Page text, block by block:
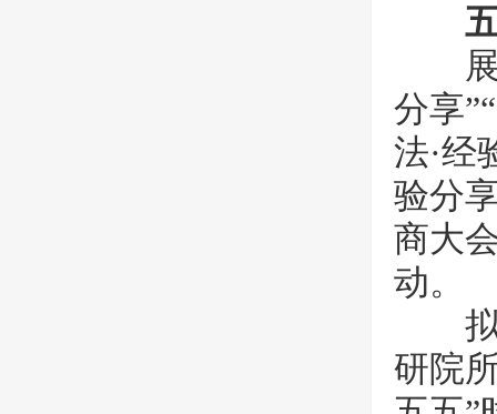
展会
分享
法·经
验分
商大
动。
拟
研院